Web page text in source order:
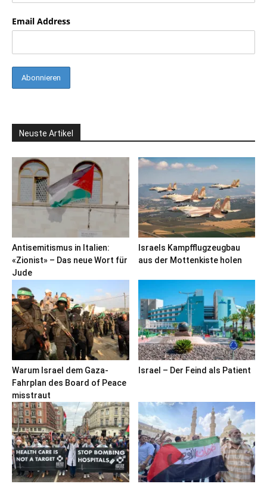
Email Address
Neuste Artikel
Antisemitismus in Italien:
«Zionist» – Das neue Wort für
Jude
Israels Kampfflugzeugbau
aus der Mottenkiste holen
Warum Israel dem Gaza-
Fahrplan des Board of Peace
misstraut
Israel – Der Feind als Patient